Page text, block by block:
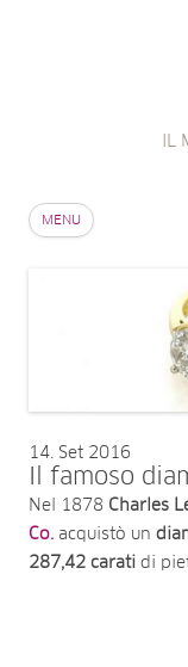
IL
MENU
14 Set 2016
Il famoso
Nel 1878 Charles
Co. acquistò un
287,42 carati di